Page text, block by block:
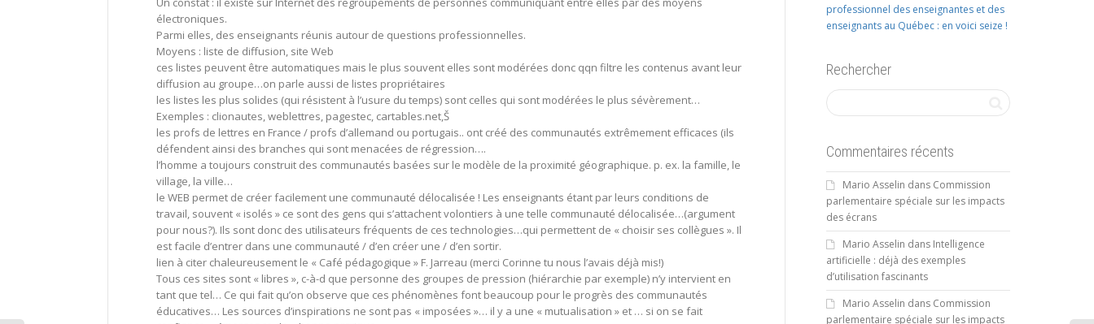
électroniques.
Parmi elles, des enseignants réunis autour de questions professionnelles.
Moyens : liste de diffusion, site Web
ces listes peuvent être automatiques mais le plus souvent elles sont modérées donc qqn filtre les contenus avant leur
diffusion au groupe…on parle aussi de listes propriétaires
les listes les plus solides (qui résistent à l’usure du temps) sont celles qui sont modérées le plus sévèrement…
Exemples : clionautes, weblettres, pagestec, cartables.net,Š
les profs de lettres en France / profs d’allemand ou portugais.. ont créé des communautés extrêmement efficaces (ils
défendent ainsi des branches qui sont menacées de régression….
l’homme a toujours construit des communautés basées sur le modèle de la proximité géographique. p. ex. la famille, le
village, la ville…
le WEB permet de créer facilement une communauté délocalisée ! Les enseignants étant par leurs conditions de
travail, souvent « isolés » ce sont des gens qui s’attachent volontiers à une telle communauté délocalisée…(argument
pour nous?). Ils sont donc des utilisateurs fréquents de ces technologies…qui permettent de « choisir ses collègues ». Il
est facile d’entrer dans une communauté / d’en créer une / d’en sortir.
lien à citer chaleureusement le « Café pédagogique » F. Jarreau (merci Corinne tu nous l’avais déjà mis!)
Tous ces sites sont « libres », c-à-d que personne des groupes de pression (hiérarchie par exemple) n’y intervient en
tant que tel… Ce qui fait qu’on observe que ces phénomènes font beaucoup pour le progrès des communautés
éducatives… Les sources d’inspirations ne sont pas « imposées »… il y a une « mutualisation » et … si on se fait
professionnel des enseignantes et des
enseignants au Québec : en voici seize !
Rechercher
Commentaires récents
Mario Asselin dans Commission
parlementaire spéciale sur les impacts
des écrans
Mario Asselin dans Intelligence
artificielle : déjà des exemples
d’utilisation fascinants
Mario Asselin dans Commission
parlementaire spéciale sur les impacts